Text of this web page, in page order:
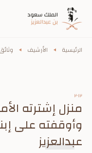
الرئيسية الأرشيف
٢٠١٢
منزل إشترته
وأوقفته على
عبدالعزيز